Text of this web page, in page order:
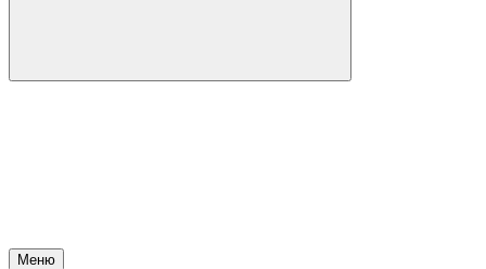
Меню